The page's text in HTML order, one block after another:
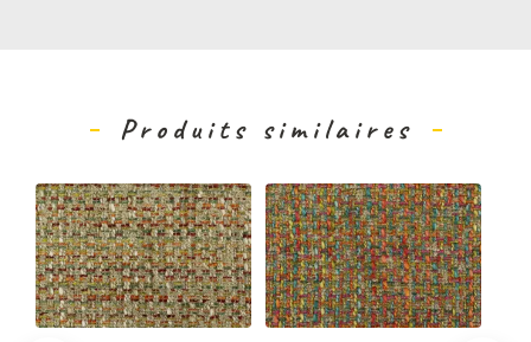
Produits similaires